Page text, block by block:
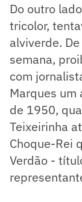
Do outro
tricolor,
alviverde.
semana,
com
Marques um
de 1950,
Teixeirinha
Choque-Rei
Verdão -